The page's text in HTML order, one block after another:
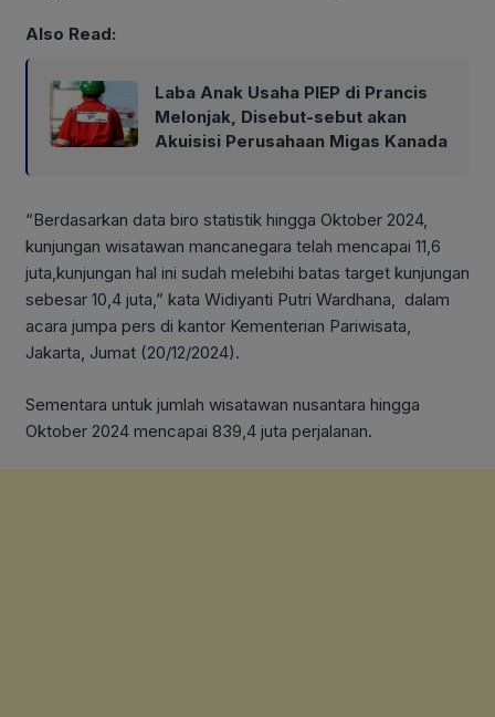
Also Read:
Laba Anak Usaha PIEP di Prancis
Melonjak, Disebut-sebut akan
Akuisisi Perusahaan Migas Kanada
“Berdasarkan data biro statistik hingga Oktober 2024,
kunjungan wisatawan mancanegara telah mencapai 11,6
juta,kunjungan hal ini sudah melebihi batas target kunjungan
sebesar 10,4 juta,” kata Widiyanti Putri Wardhana, dalam
acara jumpa pers di kantor Kementerian Pariwisata,
Jakarta, Jumat (20/12/2024).
Sementara untuk jumlah wisatawan nusantara hingga
Oktober 2024 mencapai 839,4 juta perjalanan.